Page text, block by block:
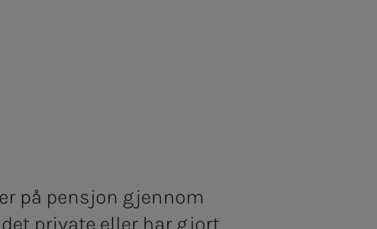
på pensjon gjennom
private eller har gjort